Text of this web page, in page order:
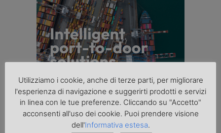
Utilizziamo i cookie, anche di terze parti, per migliorare
l'esperienza di navigazione e suggerirti prodotti e servizi
in linea con le tue preferenze. Cliccando su "Accetto"
acconsenti all'uso dei cookie. Puoi prendere visione
dell'Informativa estesa.